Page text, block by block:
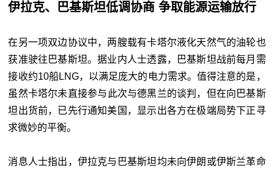
伊拉克、巴基斯坦低调协商 争取能源运输放行
在另一项双边协议中，两艘载有卡塔尔液化天然气的油轮也
获准驶往巴基斯坦。据业内人士透露，巴基斯坦战前每月需
接收约10船LNG，以满足庞大的电力需求。值得注意的是，
虽然卡塔尔未直接参与此次与德黑兰的谈判，但在向巴基斯
坦出货前，已先行通知美国，显示出各方在极端局势下正寻
求微妙的平衡。
消息人士指出，伊拉克与巴基斯坦均未向伊朗或伊斯兰革命